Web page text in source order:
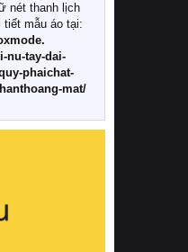
phẩm thông
ga gối đệm
sản xuất
lọc nguyên
nghệ dệt
chứa hóa chất
rõ rệt sự khác
đệm nâng đỡ
chọn các dòng
lượng quốc
nét thanh lịch
tiết mẫu áo tại:
nu-tay-dai-
phaichat-
mat/